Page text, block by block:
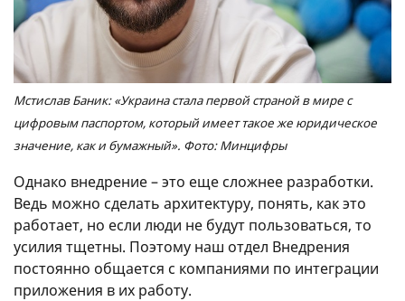
Мстислав Баник: «Украина стала первой страной в мире с
цифровым паспортом, который имеет такое же юридическое
значение, как и бумажный». Фото: Минцифры
Однако внедрение – это еще сложнее разработки.
Ведь можно сделать архитектуру, понять, как это
работает, но если люди не будут пользоваться, то
усилия тщетны. Поэтому наш отдел Внедрения
постоянно общается с компаниями по интеграции
приложения в их работу.